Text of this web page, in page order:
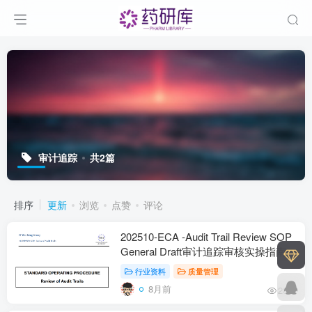
审计追踪 共2篇
排序 更新 浏览 点赞 评论
202510-ECA -Audit Trail Review SOP
General Draft审计追踪审核实操指南-
双语版下载
行业资料 质量管理
8月前 281